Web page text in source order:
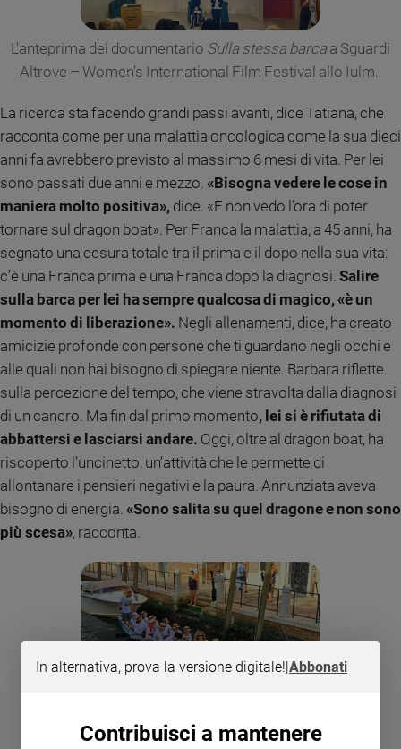
siamo
Pubblicità
Registrati
Redazione
Social
L'anteprima del documentario Sulla stessa barcaa Sguardi
Altrove – Women’s International Film Festival allo Iulm.
La ricerca sta facendo grandi passi avanti, dice Tatiana, che
racconta come per una malattia oncologica come la sua dieci
anni fa avrebbero previsto al massimo 6 mesi di vita. Per lei
sono passati due anni e mezzo. «Bisogna vedere le cose in
maniera molto positiva», dice. «E non vedo l’ora di poter
tornare sul dragon boat». Per Franca la malattia, a 45 anni, ha
segnato una cesura totale tra il prima e il dopo nella sua vita:
c’è una Franca prima e una Franca dopo la diagnosi. Salire
sulla barca per lei ha sempre qualcosa di magico, «è un
momento di liberazione». Negli allenamenti, dice, ha creato
amicizie profonde con persone che ti guardano negli occhi e
alle quali non hai bisogno di spiegare niente. Barbara riflette
sulla percezione del tempo, che viene stravolta dalla diagnosi
di un cancro. Ma fin dal primo momento, lei si è rifiutata di
abbattersi e lasciarsi andare. Oggi, oltre al dragon boat, ha
riscoperto l’uncinetto, un’attività che le permette di
allontanare i pensieri negativi e la paura. Annunziata aveva
bisogno di energia. «Sono salita su quel dragone e non sono
più scesa», racconta.
Un gruppo di donne di C6 Siloku durante una trasferta.
In alternativa, prova la versione digitale!|Abbonati
Contribuisci a mantenere